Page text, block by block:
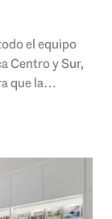
el equipo
Centro y Sur,
que la